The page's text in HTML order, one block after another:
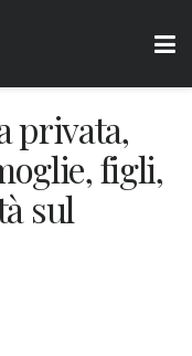
privata,
figli,
sul